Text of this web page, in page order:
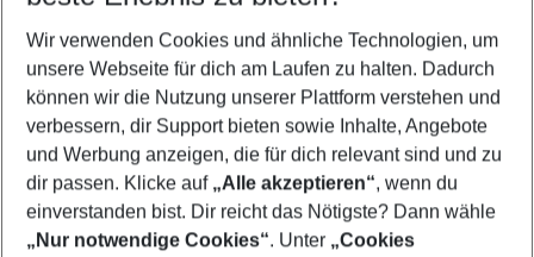
2 Erwachsene Keine Kinder
Mehr Filter anzeigen
Wir verwenden Cookies und ähnliche Technologien, um
unsere Webseite für dich am Laufen zu halten. Dadurch
können wir die Nutzung unserer Plattform verstehen und
verbessern, dir Support bieten sowie Inhalte, Angebote
und Werbung anzeigen, die für dich relevant sind und zu
dir passen. Klicke auf „Alle akzeptieren“, wenn du
einverstanden bist. Dir reicht das Nötigste? Dann wähle
„Nur notwendige Cookies“. Unter „Cookies